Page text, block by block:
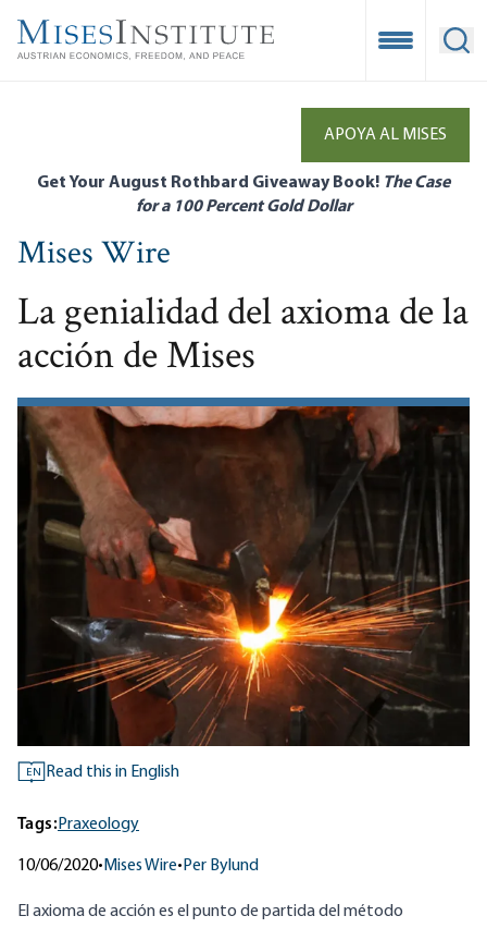
main
Open
APOYA AL MISES
Get Your August Rothbard Giveaway Book! The Case
for a 100 Percent Gold Dollar
Mises Wire
La genialidad del axioma de la
acción de Mises
EN Read this in English
Tags:Praxeology
10/06/2020• Mises Wire• Per Bylund
El axioma de acción es el punto de partida del método